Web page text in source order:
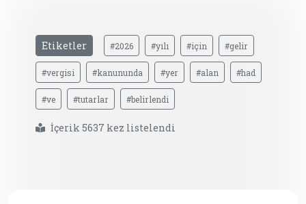
Etiketler #2026 #yılı #için #gelir
#vergisi #kanununda #yer #alan #had
#ve #tutarlar #belirlendi
İçerik 5637 kez listelendi